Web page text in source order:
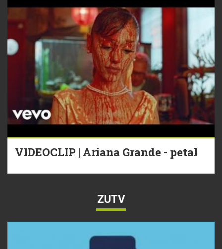
VIDEOCLIP | Ariana Grande - petal
ZUTV